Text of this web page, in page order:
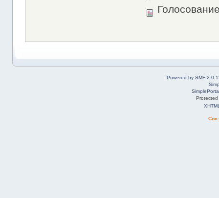
Powered by SMF